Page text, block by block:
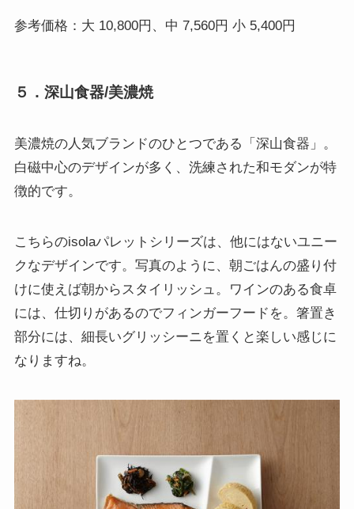
参考価格：大 10,800円、中 7,560円 小 5,400円
５．深山食器/美濃焼
美濃焼の人気ブランドのひとつである「深山食器」。
白磁中心のデザインが多く、洗練された和モダンが特
徴的です。
こちらのisolaパレットシリーズは、他にはないユニー
クなデザインです。写真のように、朝ごはんの盛り付
けに使えば朝からスタイリッシュ。ワインのある食卓
には、仕切りがあるのでフィンガーフードを。箸置き
部分には、細長いグリッシーニを置くと楽しい感じに
なりますね。